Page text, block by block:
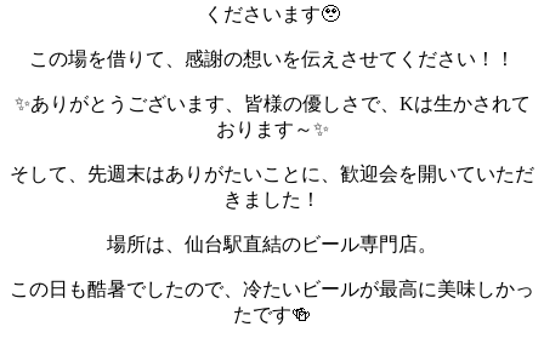
くださいます🥹
この場を借りて、感謝の想いを伝えさせてください！！
✨ありがとうございます、皆様の優しさで、Kは生かされて
おります～✨
そして、先週末はありがたいことに、歓迎会を開いていただ
きました！
場所は、仙台駅直結のビール専門店。
この日も酷暑でしたので、冷たいビールが最高に美味しかっ
たです🍻